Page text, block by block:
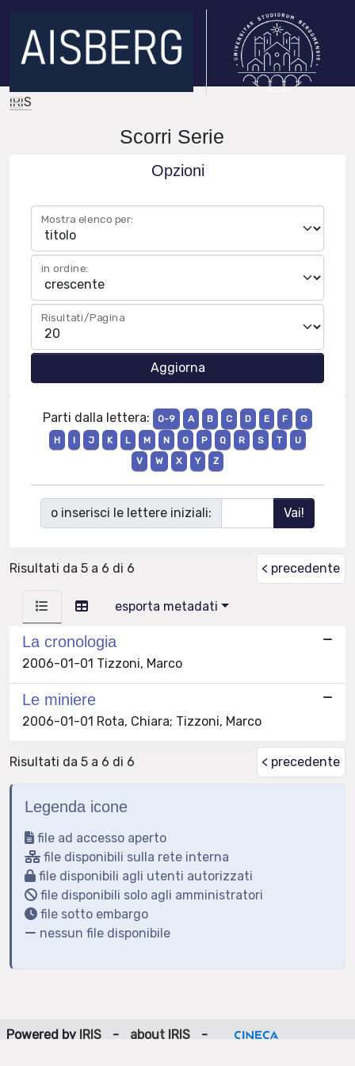
IRIS
Scorri Serie
Opzioni
Mostra elenco per:
in ordine:
Risultati/Pagina
Parti dalla lettera: 0-9 A B C D E F
G
H
I J K L M N O P Q R S T
U
V
W X Y Z
o inserisci le lettere iniziali:
Risultati da 5 a 6 di 6 < precedente
esporta metadati
La cronologia
2006-01-01 Tizzoni, Marco
Le miniere
2006-01-01 Rota, Chiara; Tizzoni, Marco
Risultati da 5 a 6 di 6 < precedente
Legenda icone
file ad accesso aperto
file disponibili sulla rete interna
file disponibili agli utenti autorizzati
file disponibili solo agli amministratori
file sotto embargo
nessun file disponibile
Powered by IRIS - about IRIS
-